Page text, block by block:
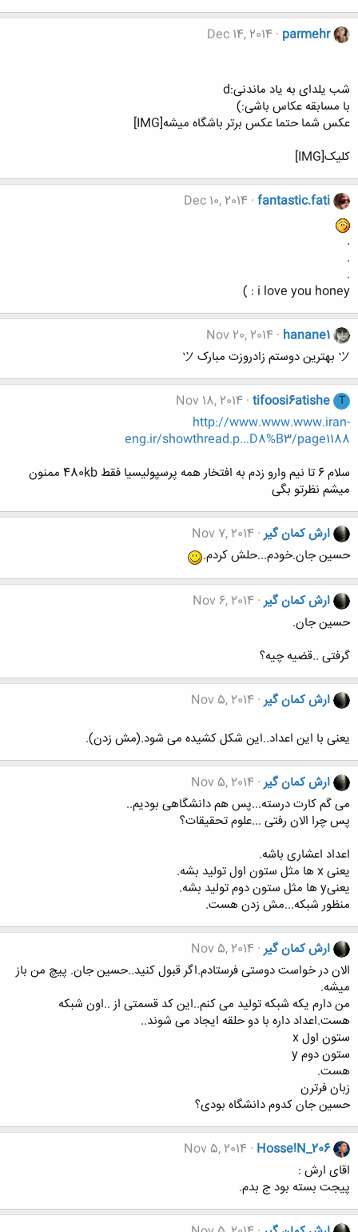
parmehr
Dec 14, 2014
شب یلدای به یاد ماندنی:d
با مسابقه عکاس باشی:)
عکس شما حتما عکس برتر باشگاه میشه[IMG]
کلیک[IMG]
fantastic.fati
Dec 10, 2014
.
.
.
i love you honey : )
hanane1
Nov 20, 2014
ツ بهترین دوستم زادروزت مبارک ツ
T
tifoosi6atishe
Nov 18, 2014
http://www.www.www.iran-
eng.ir/showthread.p...D8%B3/page1188
سلام 6 تا نیم وارو زدم به افتخار همه پرسپولیسیا فقط 480kb ممنون
میشم نظرتو بگی
ارش کمان گیر Nov 7, 2014
حسین جان.خودم...حلش کردم.
ارش کمان گیر Nov 6, 2014
حسین جان.
گرفتی ..قضیه چیه؟
ارش کمان گیر Nov 5, 2014
یعنی با این اعداد..این شکل کشیده می شود.(مش زدن).
ارش کمان گیر Nov 5, 2014
می گم کارت درسته...پس هم دانشگاهی بودیم..
پس چرا الان رفتی ...علوم تحقیقات؟
اعداد اعشاری باشه.
یعنی x ها مثل ستون اول تولید بشه.
یعنیy ها مثل ستون دوم تولید بشه.
منظور شبکه...مش زدن هست.
ارش کمان گیر Nov 5, 2014
الان در خواست دوستی فرستادم.اگر قبول کنید..حسین جان. پیچ من باز
میشه.
من دارم یکه شبکه تولید می کنم..این کد قسمتی از ..اون شبکه
هست.اعداد داره با دو حلقه ایجاد می شوند..
ستون اول x
ستون دوم y
هست.
زبان فرترن
حسین جان کدوم دانشگاه بودی؟
Hosse!N_206
Nov 5, 2014
اقای ارش :
پیجت بسته بود ج بدم.